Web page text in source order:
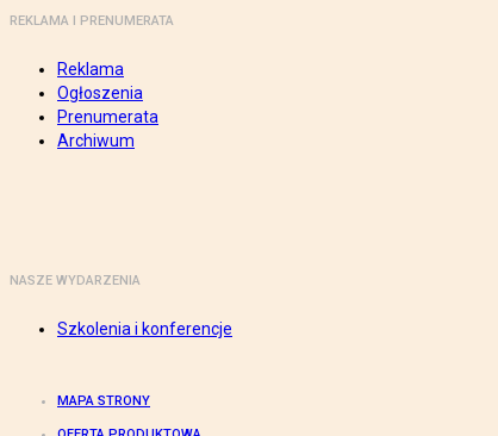
REKLAMA I PRENUMERATA
Reklama
Ogłoszenia
Prenumerata
Archiwum
NASZE WYDARZENIA
Szkolenia i konferencje
MAPA STRONY